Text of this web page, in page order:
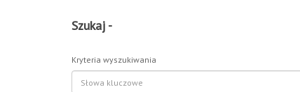
Szukaj -
Kryteria wyszukiwania